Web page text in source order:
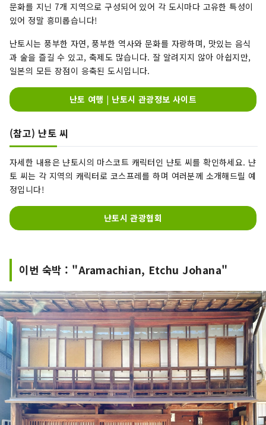
문화를 지닌 7개 지역으로 구성되어 있어 각 도시마다 고유한 특성이
있어 정말 흥미롭습니다!
난토시는 풍부한 자연, 풍부한 역사와 문화를 자랑하며, 맛있는 음식
과 술을 즐길 수 있고, 축제도 많습니다. 잘 알려지지 않아 아쉽지만,
일본의 모든 장점이 응축된 도시입니다.
난토 여행 | 난토시 관광정보 사이트
(참고) 냔토 씨
자세한 내용은 냔토시의 마스코트 캐릭터인 냔토 씨를 확인하세요. 냔
토 씨는 각 지역의 캐릭터로 코스프레를 하며 여러분께 소개해드릴 예
정입니다!
냔토시 관광협회
이번 숙박 : "Aramachian, Etchu Johana"